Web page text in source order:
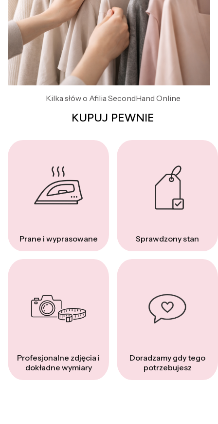
Kilka słów o Afilia SecondHand Online
KUPUJ PEWNIE
Prane i wyprasowane Sprawdzony stan
Profesjonalne zdjęcia i
dokładne wymiary
Doradzamy gdy tego
potrzebujesz